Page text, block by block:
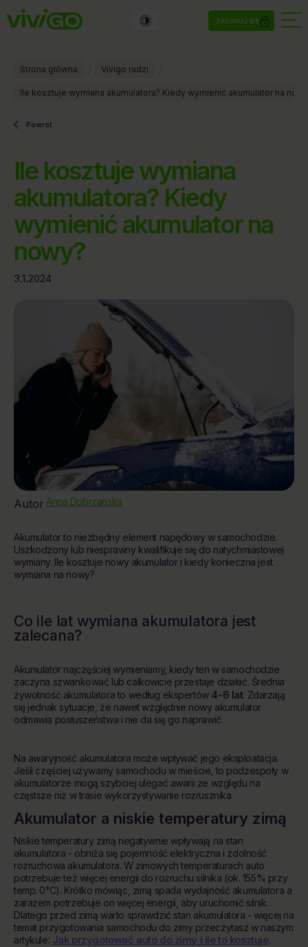
ZALOGUJ SIĘ
Strona główna Vivigo radzi
Ile kosztuje wymiana akumulatora? Kiedy wymienić akumulator na
Powrót
Ile kosztuje wymiana
akumulatora? Kiedy
wymienić akumulator na
nowy?
3.1.2024
Autor Anna Dobrzanska
Akumulator to niezbędny element napędowy w samochodzie.
Uszkodzony lub niesprawny kwalifikuje się do natychmiastowej
wymiany. Ile kosztuje nowy akumulator i kiedy konieczna jest
wymiana na nowy?
Co ile lat wymiana akumulatora jest
zalecana?
Akumulator najczęściej wymieniamy, kiedy ten w samochodzie
zaczyna szwankować lub całkowicie przestaje działać. Średnia
żywotność akumulatora to według ekspertów 4-6 lat. Zdarzają
się jednak sytuacje, że nawet względnie nowy akumulator
odmawia posłuszeństwa i nie da się go naprawić.
Na awaryjność akumulatora może wpływać jego eksploatacja.
Jeśli częściej używamy samochodu w mieście, to podzespoły w
akumulatorze mogą szybciej ulegać awarii ze względu na
częstsze niż w trasie wykorzystywanie rozrusznika.
Akumulator a niskie temperatury zimą
Niskie temperatury zimą negatywnie wpływają na stan
akumulatora - obniża się pojemność elektryczna i zdolność
rozruchowa akumulatora. W zimowych temperaturach auto
potrzebuje też więcej energii do rozruchu silnika (ok. 155% przy
temp. 0°C). Krótko mówiąc, zimą spada wydajność akumulatora a
zarazem potrzebuje on więcej energii, aby uruchomić silnik.
Dlatego przed zimą warto sprawdzić stan akumulatora - więcej na
temat przygotowania samochodu do zimy przeczytasz w naszym
artykule: Jak przygotować auto do zimy i ile to kosztuje.